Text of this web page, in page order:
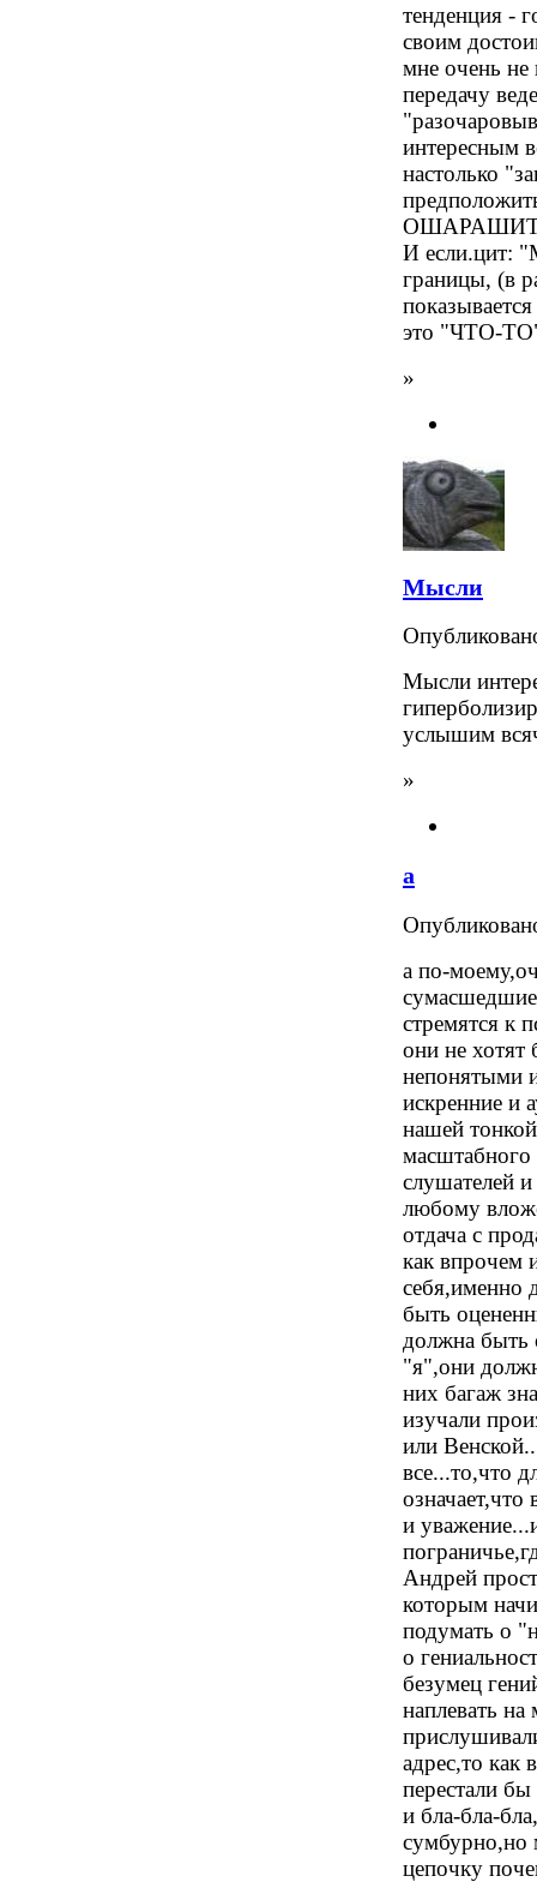
тенденция -
своим
мне очень не
передачу
интересным
настолько
И если.цит:
границы, (в
это "ЧТО-
»
Мысли
Мысли
услышим
»
а
а по-
стремятся к
они не хотят
непонятыми
искренние и
нашей
масштабного
слушателей
любому
отдача с
как впрочем
себя,именно
быть
должна быть
"я",они
них багаж
изучали
или
все...то,что
и
Андрей
которым
подумать о
о
безумец
наплевать
адрес,то как
перестали
и бла-бла-
сумбурно,но
цепочку